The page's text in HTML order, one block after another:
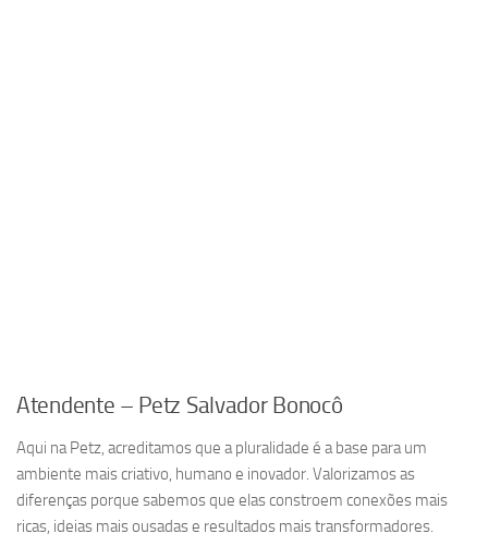
Atendente – Petz Salvador Bonocô
Aqui na Petz, acreditamos que a pluralidade é a base para um
ambiente mais criativo, humano e inovador. Valorizamos as
diferenças porque sabemos que elas constroem conexões mais
ricas, ideias mais ousadas e resultados mais transformadores.